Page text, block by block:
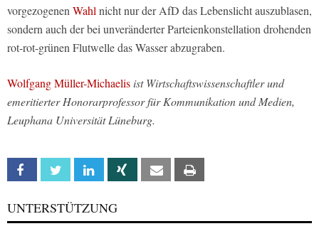
vorgezogenen Wahl nicht nur der AfD das Lebenslicht auszublasen,
sondern auch der bei unveränderter Parteienkonstellation drohenden
rot-rot-grünen Flutwelle das Wasser abzugraben.
Wolfgang Müller-Michaelis ist Wirtschaftswissenschaftler und
emeritierter Honorarprofessor für Kommunikation und Medien,
Leuphana Universität Lüneburg.
Facebook Twitter Linkedin Xing Email
UNTERSTÜTZUNG